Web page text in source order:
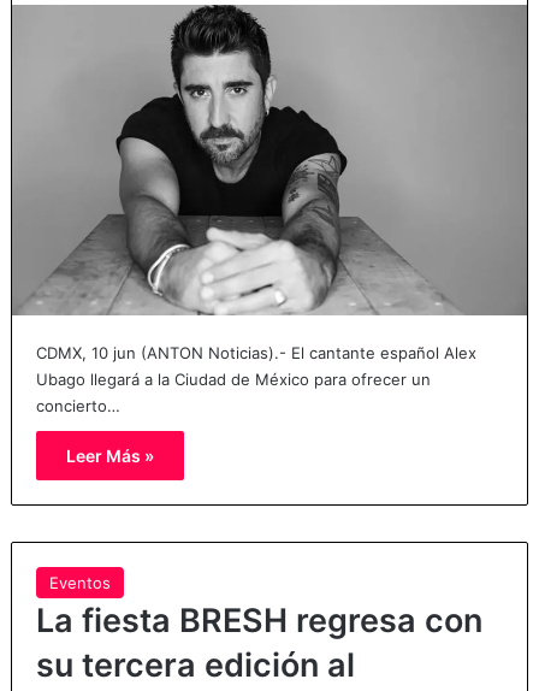
CDMX, 10 jun (ANTON Noticias).- El cantante español Alex
Ubago llegará a la Ciudad de México para ofrecer un
concierto…
Leer Más »
Eventos
La fiesta BRESH regresa con
su tercera edición al